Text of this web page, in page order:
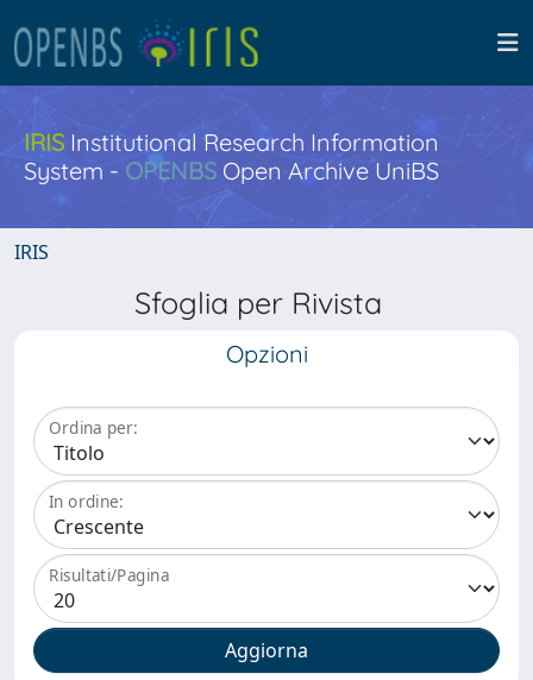
IRISInstitutional Research Information
System - OPENBS Open Archive UniBS
IRIS
Sfoglia per Rivista
Opzioni
Ordina per:
In ordine:
Risultati/Pagina